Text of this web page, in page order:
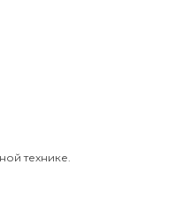
технике.